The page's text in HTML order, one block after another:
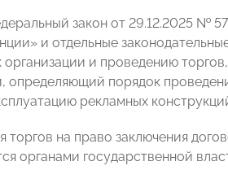
закон от 29.12.2025 №
и отдельные
и проведению
порядок
рекламных
на право заключения
органами государственной